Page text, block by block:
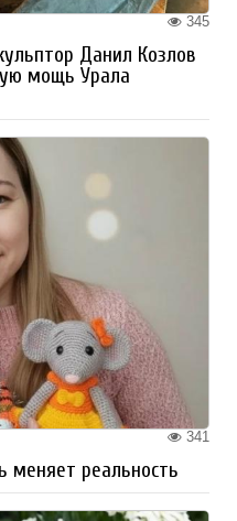
345
Данил Козлов
мощь Урала
341
меняет реальность